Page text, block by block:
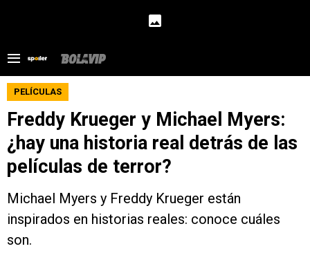
PELÍCULAS
Freddy Krueger y Michael Myers:
¿hay una historia real detrás de las
películas de terror?
Michael Myers y Freddy Krueger están
inspirados en historias reales: conoce cuáles
son.